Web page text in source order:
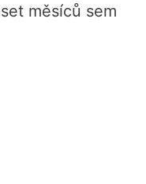
měsíců sem